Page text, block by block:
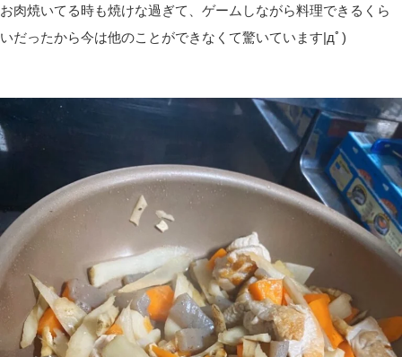
お肉焼いてる時も焼けな過ぎて、ゲームしながら料理できるくら
いだったから今は他のことができなくて驚いています|дﾟ)